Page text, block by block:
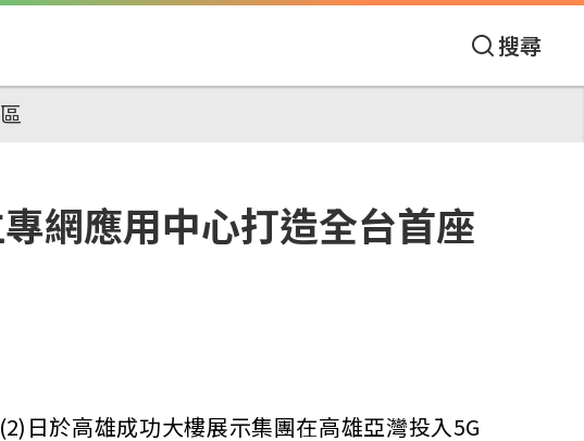
搜尋
網應用中心打造全台首座
日於高雄成功大樓展示集團在高雄亞灣投入5G